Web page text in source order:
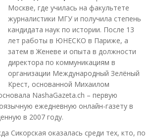
Москве, где училась на факультете
журналистики МГУ и получила степень
кандидата наук по истории. После 13
лет работы в ЮНЕСКО в Париже, а
затем в Женеве и опыта в должности
директора по коммуникациям в
организации Международный Зелёный
Крест, основанной Михаилом
NashaGazeta.ch – первую
ежедневную онлайн-газету в
в 2007 году.
Сикорская оказалась среди тех, кто, по